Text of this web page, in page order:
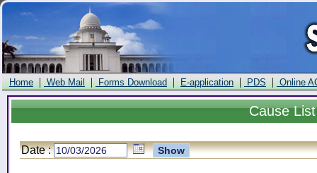
Home | Web Mail | Forms Download | E-application | PDS | Online
CauseList
Date :